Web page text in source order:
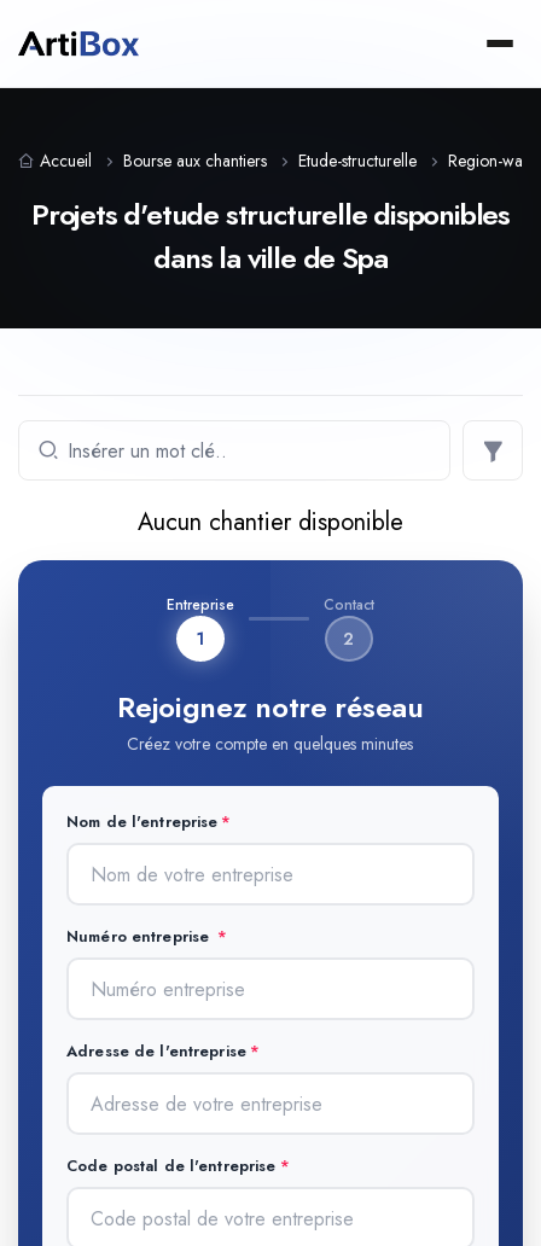
Accueil Bourse aux chantiers Etude-structurelle Region-
Projets d'etude structurelle disponibles
dans la ville de Spa
Aucun chantier disponible
Entreprise
1
Contact
2
Rejoignez notre réseau
Créez votre compte en quelques minutes
Nom de l'entreprise
Numéro entreprise
Adresse de l'entreprise
Code postal de l'entreprise